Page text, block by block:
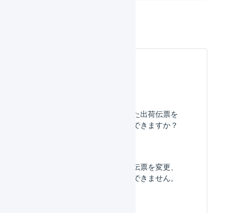
すでに出荷済みとなった出荷伝票を
キャンセルすることはできますか？
「出荷作業中」の出荷伝票を変更、
キャンセルすることができません。